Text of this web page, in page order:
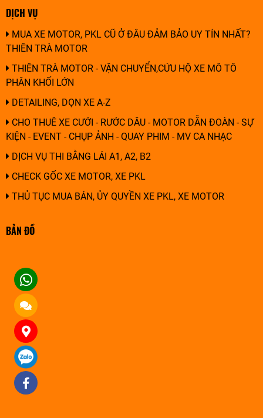
DỊCH VỤ
MUA XE MOTOR, PKL CŨ Ở ĐÂU ĐẢM BẢO UY TÍN NHẤT?
THIÊN TRÀ MOTOR
THIÊN TRÀ MOTOR - VẬN CHUYỂN,CỨU HỘ XE MÔ TÔ
PHÂN KHỐI LỚN
DETAILING, DỌN XE A-Z
CHO THUÊ XE CƯỚI - RƯỚC DÂU - MOTOR DẪN ĐOÀN - SỰ
KIỆN - EVENT - CHỤP ẢNH - QUAY PHIM - MV CA NHẠC
DỊCH VỤ THI BẰNG LÁI A1, A2, B2
CHECK GỐC XE MOTOR, XE PKL
THỦ TỤC MUA BÁN, ỦY QUYỀN XE PKL, XE MOTOR
BẢN ĐỒ